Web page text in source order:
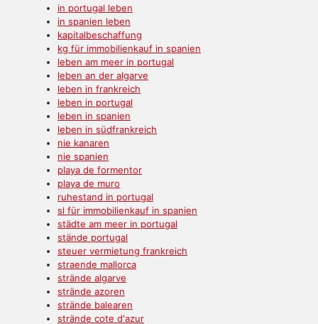
in portugal leben
in spanien leben
kapitalbeschaffung
kg für immobilienkauf in spanien
leben am meer in portugal
leben an der algarve
leben in frankreich
leben in portugal
leben in spanien
leben in südfrankreich
nie kanaren
nie spanien
playa de formentor
playa de muro
ruhestand in portugal
sl für immobilienkauf in spanien
städte am meer in portugal
stände portugal
steuer vermietung frankreich
straende mallorca
strände algarve
strände azoren
strände balearen
strände cote d'azur